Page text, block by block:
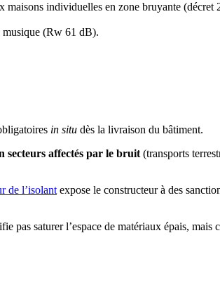
individuelles en zone bruyante (décret
musique (Rw 61 dB).
in situ dès la livraison du bâtiment.
secteurs affectés par le bruit (transports
de l’isolant expose le constructeur à des
pas saturer l’espace de matériaux épais, mais